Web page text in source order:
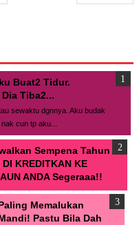
Buat2 Tidur.
Tiba2...
sewaktu dgnnya. Aku budak
cun tp aku...
Sempena Tahun
KREDITKAN KE
ANDA Segeraaa!!
Memalukan
Pastu Bila Dah